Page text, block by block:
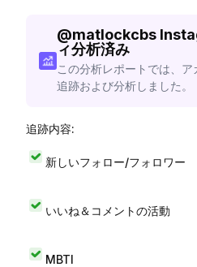
@matlockcbs
ィ分析済み
この分析レポートでは、
追跡および分析しました。
追跡内容:
新しいフォロー/フォロワー
いいね＆コメントの活動
MBTI